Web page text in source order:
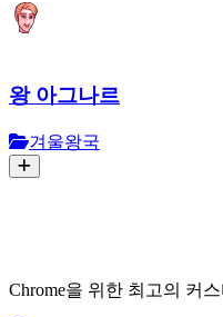
왕 아그나르
겨울왕국
Chrome을 위한 최고의 커